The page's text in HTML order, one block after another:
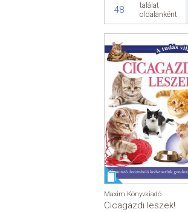
48
találat
oldalanként
Maxim Könyvkiadó
Cicagazdi leszek!